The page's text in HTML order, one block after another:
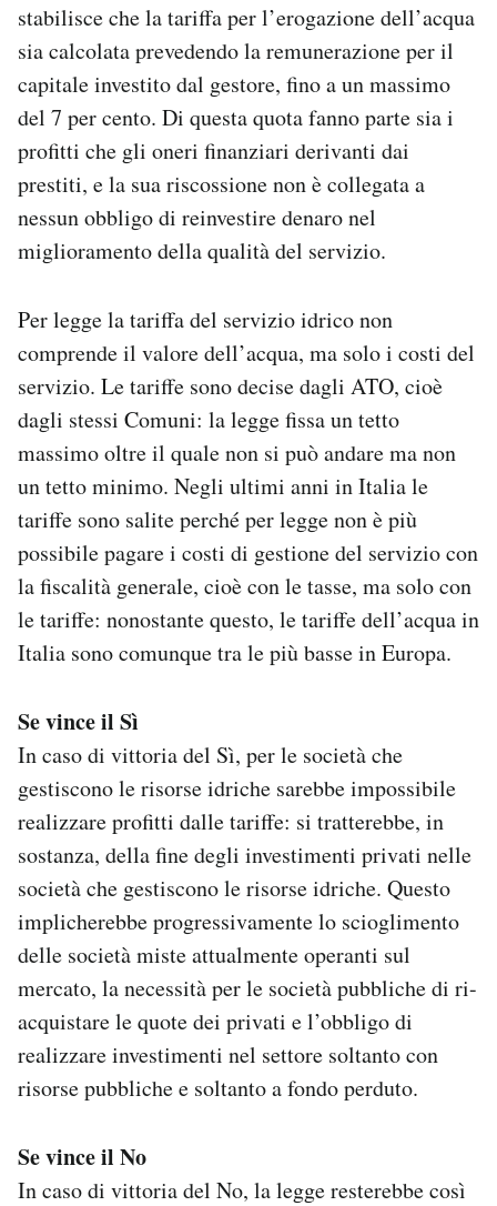
stabilisce che la tariffa per l’erogazione dell’acqua
sia calcolata prevedendo la remunerazione per il
capitale investito dal gestore, fino a un massimo
del 7 per cento. Di questa quota fanno parte sia i
profitti che gli oneri finanziari derivanti dai
prestiti, e la sua riscossione non è collegata a
nessun obbligo di reinvestire denaro nel
miglioramento della qualità del servizio.
Per legge la tariffa del servizio idrico non
comprende il valore dell’acqua, ma solo i costi del
servizio. Le tariffe sono decise dagli ATO, cioè
dagli stessi Comuni: la legge fissa un tetto
massimo oltre il quale non si può andare ma non
un tetto minimo. Negli ultimi anni in Italia le
tariffe sono salite perché per legge non è più
possibile pagare i costi di gestione del servizio con
la fiscalità generale, cioè con le tasse, ma solo con
le tariffe: nonostante questo, le tariffe dell’acqua in
Italia sono comunque tra le più basse in Europa.
Se vince il Sì
In caso di vittoria del Sì, per le società che
gestiscono le risorse idriche sarebbe impossibile
realizzare profitti dalle tariffe: si tratterebbe, in
sostanza, della fine degli investimenti privati nelle
società che gestiscono le risorse idriche. Questo
implicherebbe progressivamente lo scioglimento
delle società miste attualmente operanti sul
mercato, la necessità per le società pubbliche di ri-
acquistare le quote dei privati e l’obbligo di
realizzare investimenti nel settore soltanto con
risorse pubbliche e soltanto a fondo perduto.
Se vince il No
In caso di vittoria del No, la legge resterebbe così